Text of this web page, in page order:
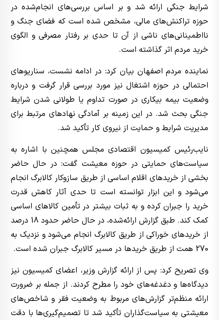
شرایط جنگی ارائه شد و بر اساس بررسی‌های انجام‌شده در
حوزه تراکنش‌های مالی، مشخص شده است که فضای جنگ و
نااطمینانی‌های ناشی از آن تا حدی بر رفتار مصرفی و الگوی
خرید مردم اثر گذاشته است.
نماینده مردم اصفهان بیان کرد: در ادامه نشست، سناریوهای
احتمالی در حوزه اشتغال نیز مورد بررسی قرار گرفت و درباره
وضعیت بیمه بیکاری در صورت تداوم یا طولانی شدن شرایط
جنگی بحث شد. در این زمینه بر آمادگی نهادهای مرتبط برای
مدیریت شرایط و حمایت از نیروی کار تأکید شد.
نایب‌رئیس کمیسیون اقتصادی مجلس همچنین با اشاره به
سیاست‌های حمایتی در حوزه معیشت گفت: در حال حاضر
بخشی از خریدهای اقلام اساسی از طریق سازوکار کالابرگ انجام
می‌شود و این ابزار توانسته است تا حدی آثار کاهش قدرت
خرید را جبران کرده و به ثبات بیشتر در تأمین کالاهای اساسی
کمک کند. طبق گزارش ارائه‌شده، در حال حاضر حدود 18 درصد
از خریدهای خوراکی از طریق کالابرگ انجام می‌شود و نزدیک به
270 همت از طریق خریدها در مسیر کالابرگ جبران شده است.
وی تصریح کرد: پس از ارائه گزارش وزیر، اعضای کمیسیون نیز
دیدگاه‌ها و دغدغه‌های خود را مطرح کردند. از جمله بر ضرورت
ارائه منظم‌تر گزارش‌های مربوط به وضعیت فقر و شاخص‌های
معیشتی به سیاست‌گذاران تأکید شد تا تصمیم‌گیری‌ها با دقت